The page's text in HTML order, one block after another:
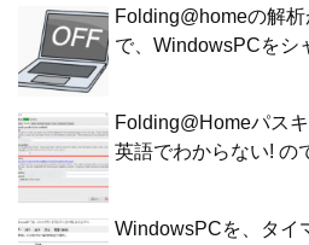
Folding@homeの解
で、WindowsPCをシ
Folding@Homeパス
英語でわからない! の
WindowsPCを、タイ